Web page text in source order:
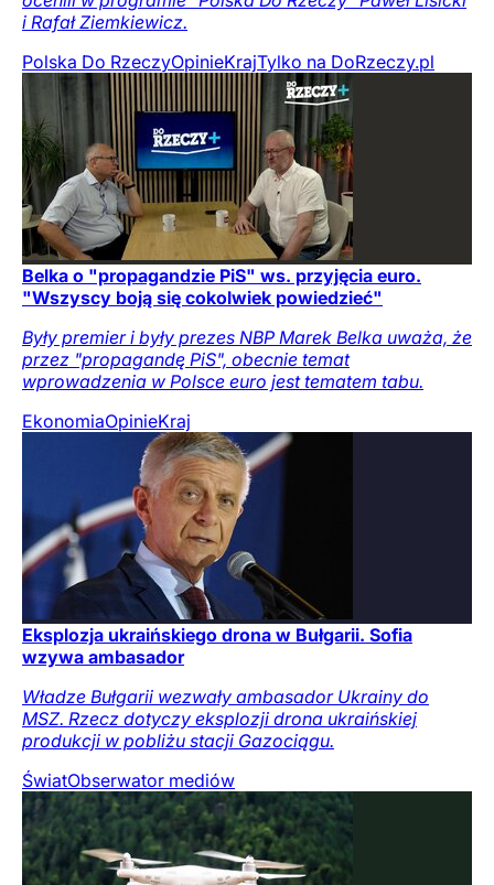
i Rafał Ziemkiewicz.
Polska Do RzeczyOpinieKrajTylko na DoRzeczy.pl
Belka o "propagandzie PiS" ws. przyjęcia euro.
"Wszyscy boją się cokolwiek powiedzieć"
Były premier i były prezes NBP Marek Belka uważa, że
przez "propagandę PiS", obecnie temat
wprowadzenia w Polsce euro jest tematem tabu.
EkonomiaOpinieKraj
Eksplozja ukraińskiego drona w Bułgarii. Sofia
wzywa ambasador
Władze Bułgarii wezwały ambasador Ukrainy do
MSZ. Rzecz dotyczy eksplozji drona ukraińskiej
produkcji w pobliżu stacji Gazociągu.
ŚwiatObserwator mediów